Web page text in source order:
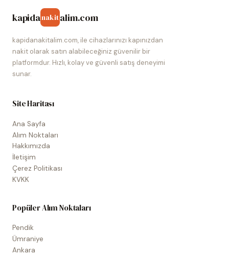
kapidanakitalim.com
kapidanakitalim.com, ile cihazlarınızı kapınızdan
nakit olarak satın alabileceğiniz güvenilir bir
platformdur. Hızlı, kolay ve güvenli satış deneyimi
sunar.
Site Haritası
Ana Sayfa
Alım Noktaları
Hakkımızda
İletişim
Çerez Politikası
KVKK
Popüler Alım Noktaları
Pendik
Ümraniye
Ankara